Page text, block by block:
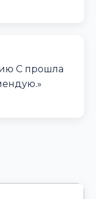
C прошла